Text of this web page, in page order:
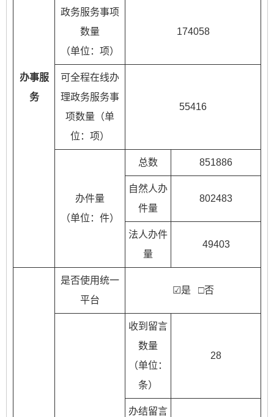
办事服
务
政务服务事项
数量
（单位：项）
174058
可全程在线办
理政务服务事
项数量（单
位：项）
55416
办件量
（单位：件）
总数 851886
自然人办
件量
802483
法人办件
量
49403
是否使用统一
平台
☑是 □否
收到留言
数量
（单位：
条）
28
办结留言